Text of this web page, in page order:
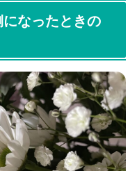
なったときの